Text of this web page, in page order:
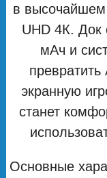
в высочайшем
UHD 4К. Док
мАч и
экранную
станет
Основные